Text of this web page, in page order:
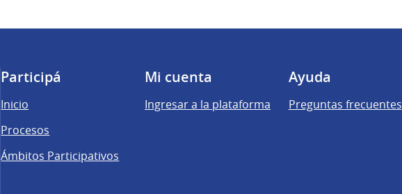
Participá
Inicio
Procesos
Ámbitos Participativos
Mi cuenta
Ingresar a la plataforma
Ayuda
Preguntas frecuentes